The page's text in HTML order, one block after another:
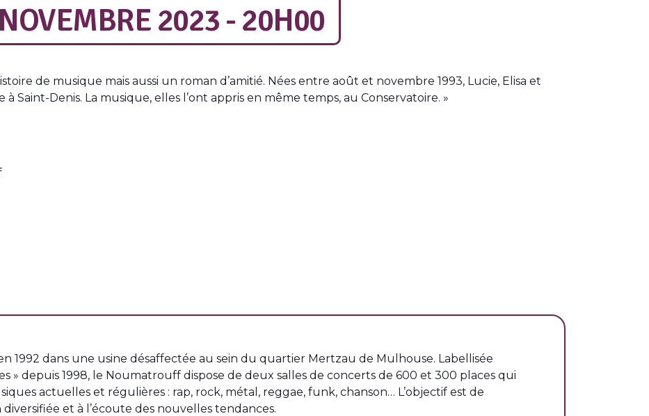
2023 - 20H00
de musique mais aussi un roman d’amitié. Nées entre août et novembre 1993, Lucie, Elisa et
Saint-Denis. La musique, elles l’ont appris en même temps, au Conservatoire. »
1992 dans une usine désaffectée au sein du quartier Mertzau de Mulhouse. Labellisée
» depuis 1998, le Noumatrouff dispose de deux salles de concerts de 600 et 300 places qui
actuelles et régulières : rap, rock, métal, reggae, funk, chanson… L’objectif est de
et à l’écoute des nouvelles tendances.